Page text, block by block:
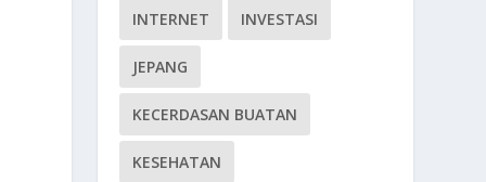
INTERNET INVESTASI
JEPANG
KECERDASAN BUATAN
KESEHATAN